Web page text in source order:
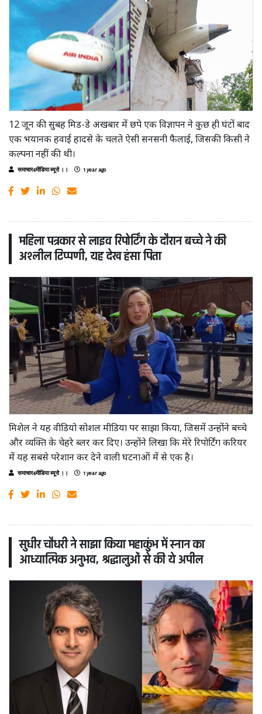
12 जून की सुबह मिड-डे अखबार में छपे एक विज्ञापन ने कुछ ही घंटों बाद
एक भयानक हवाई हादसे के चलते ऐसी सनसनी फैलाई, जिसकी किसी ने
कल्पना नहीं की थी।
समाचार4मीडिया ब्यूरो ।। 1 year ago
महिला पत्रकार से लाइव रिपोर्टिंग के दौरान बच्चे ने की
अश्लील टिप्पणी, यह देख हंसा पिता
मिशेल ने यह वीडियो सोशल मीडिया पर साझा किया, जिसमें उन्होंने बच्चे
और व्यक्ति के चेहरे ब्लर कर दिए। उन्होंने लिखा कि मेरे रिपोर्टिंग करियर
में यह सबसे परेशान कर देने वाली घटनाओं में से एक है।
समाचार4मीडिया ब्यूरो ।। 1 year ago
सुधीर चौधरी ने साझा किया महाकुंभ में स्नान का
आध्यात्मिक अनुभव, श्रद्धालुओं से की ये अपील